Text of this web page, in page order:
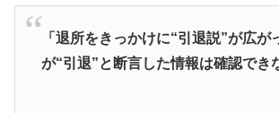
「退所をきっかけに“引退説”が広が
が“引退”と断言した情報は確認でき